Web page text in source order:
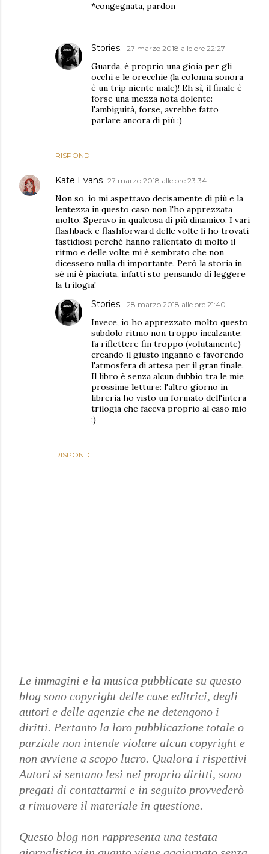
RISPONDI
*congegnata, pardon
Stories. 27 marzo 2018 alle ore 22:27
Guarda, è proprio una gioia per gli
occhi e le orecchie (la colonna sonora
è un trip niente male)! Eh sì, il finale è
forse una mezza nota dolente:
l'ambiguità, forse, avrebbe fatto
parlare ancora di più :)
Kate Evans 27 marzo 2018 alle ore 23:34
Non so, io mi aspettavo decisamente di più e la
lentezza in questo caso non l'ho apprezzata
molto. Speravo in qualcosa di più dinamico. I vari
flashback e flashforward delle volte li ho trovati
fastidiosi perché hanno rallentato di molto il
ritmo e delle volte mi è sembrato che non
dicessero nulla di importante. Però la storia in
sé mi è piaciuta, infatti sto pensando di leggere
la trilogia!
RISPONDI
Stories. 28 marzo 2018 alle ore 21:40
Invece, io ho apprezzato molto questo
subdolo ritmo non troppo incalzante:
fa riflettere fin troppo (volutamente)
creando il giusto inganno e favorendo
l'atmosfera di attesa per il gran finale.
Il libro è senza alcun dubbio tra le mie
prossime letture: l'altro giorno in
libreria ho visto un formato dell'intera
trilogia che faceva proprio al caso mio
;)
o
s
t
a
u
n
c
o
m
e
Le immagini e la musica pubblicate su questo
blog sono copyright delle case editrici, degli
autori e delle agenzie che ne detengono i
diritti. Pertanto la loro pubblicazione totale o
parziale non intende violare alcun copyright e
non avviene a scopo lucro. Qualora i rispettivi
Autori si sentano lesi nei proprio diritti, sono
pregati di contattarmi e in seguito provvederò
a rimuovere il materiale in questione.
Questo blog non rappresenta una testata